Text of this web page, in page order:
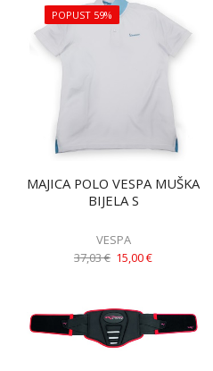
POPUST 59%
MAJICA POLO VESPA MUŠKA
BIJELA S
VESPA
37,03€ 15,00€